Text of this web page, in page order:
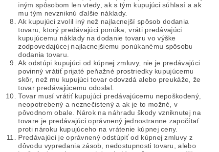
iným spôsobom len vtedy, ak s tým kupujúci súhlasí a ak
mu tým nevzniknú ďalšie náklady.
Ak kupujúci zvolil iný než najlacnejší spôsob dodania
tovaru, ktorý predávajúci ponúka, vráti predávajúci
kupujúcemu náklady na dodanie tovaru vo výške
zodpovedajúcej najlacnejšiemu ponúkanému spôsobu
dodania tovaru.
Ak odstúpi kupujúci od kúpnej zmluvy, nie je predávajúci
povinný vrátiť prijaté peňažné prostriedky kupujúcemu
skôr, než mu kupujúci tovar odovzdá alebo preukáže, že
tovar predávajúcemu odoslal.
Tovar musí vrátiť kupujúci predávajúcemu nepoškodený,
neopotrebený a neznečistený a ak je to možné, v
pôvodnom obale. Nárok na náhradu škody vzniknutej na
tovare je predávajúci oprávnený jednostranne započítať
proti nároku kupujúceho na vrátenie kúpnej ceny.
Predávajúci je oprávnený odstúpiť od kúpnej zmluvy z
dôvodu vypredania zásob, nedostupnosti tovaru, alebo